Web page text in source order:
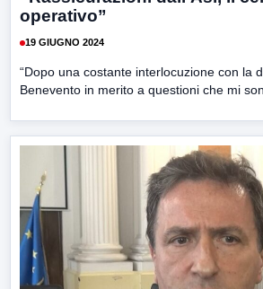
operativo”
19 GIUGNO 2024
“Dopo una costante interlocuzione con la
Benevento in merito a questioni che mi